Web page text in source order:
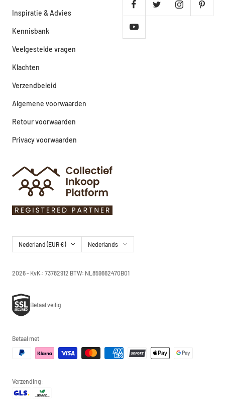
Inspiratie & Advies
Kennisbank
Veelgestelde vragen
Klachten
Verzendbeleid
Algemene voorwaarden
Retour voorwaarden
Privacy voorwaarden
Land/regio Nederland (EUR €) TaalNederlands
2026 - KvK.: 73782912 BTW: NL859662470B01
Betaal veilig
Betaal met
Verzending: